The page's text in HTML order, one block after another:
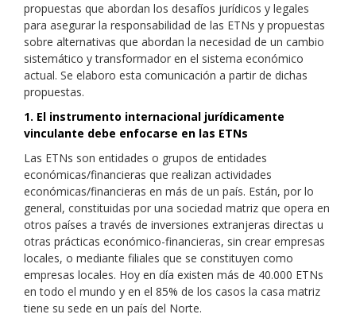
propuestas que abordan los desafíos jurídicos y legales
para asegurar la responsabilidad de las ETNs y propuestas
sobre alternativas que abordan la necesidad de un cambio
sistemático y transformador en el sistema económico
actual. Se elaboro esta comunicación a partir de dichas
propuestas.
1. El instrumento internacional jurídicamente
vinculante debe enfocarse en las ETNs
Las ETNs son entidades o grupos de entidades
económicas/financieras que realizan actividades
económicas/financieras en más de un país. Están, por lo
general, constituidas por una sociedad matriz que opera en
otros países a través de inversiones extranjeras directas u
otras prácticas económico-financieras, sin crear empresas
locales, o mediante filiales que se constituyen como
empresas locales. Hoy en día existen más de 40.000 ETNs
en todo el mundo y en el 85% de los casos la casa matriz
tiene su sede en un país del Norte.